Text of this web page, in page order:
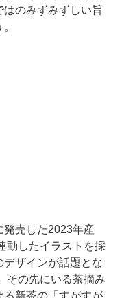
のみずみずしい旨
売した2023年産
動したイラストを採
デザインが話題とな
その先にいる茶摘み
新茶の「すがすが